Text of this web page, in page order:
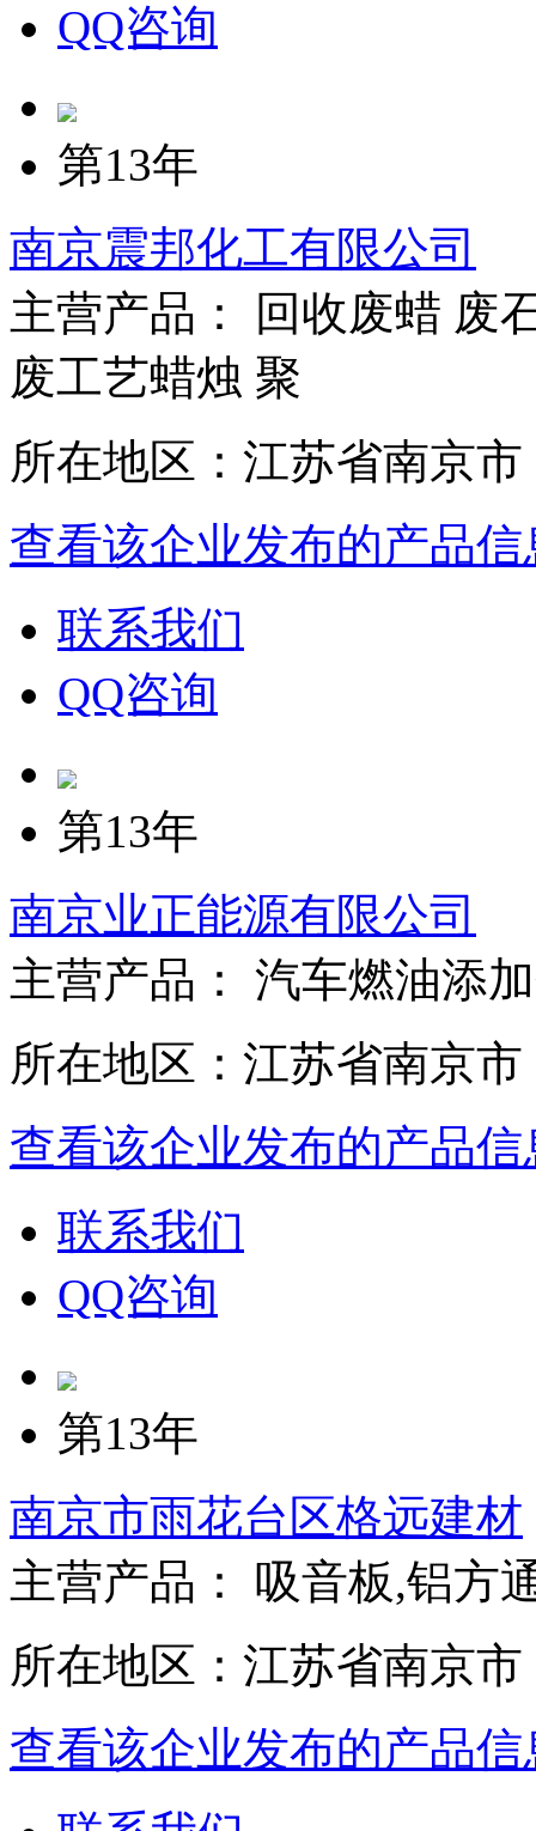
QQ咨询
第13年
南京震邦化工有限公司
主营产品： 回收废蜡 废
废工艺蜡烛 聚
所在地区：江苏省南京市
查看该企业发布的产品信
联系我们
QQ咨询
第13年
南京业正能源有限公司
主营产品： 汽车燃油添
所在地区：江苏省南京市
查看该企业发布的产品信
联系我们
QQ咨询
第13年
南京市雨花台区格远建材
主营产品： 吸音板,铝方
所在地区：江苏省南京市
查看该企业发布的产品信